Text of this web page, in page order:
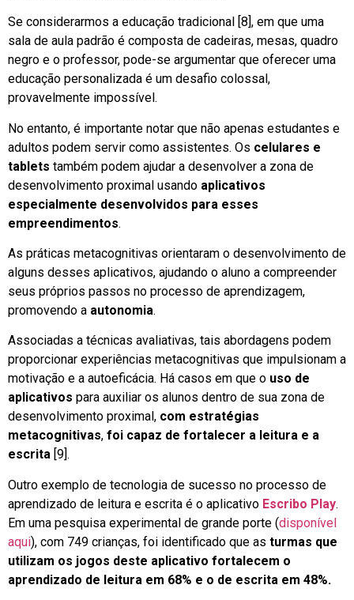
Se considerarmos a educação tradicional [8], em que uma
sala de aula padrão é composta de cadeiras, mesas, quadro
negro e o professor, pode-se argumentar que oferecer uma
educação personalizada é um desafio colossal,
provavelmente impossível.
No entanto, é importante notar que não apenas estudantes e
adultos podem servir como assistentes. Os celulares e
tablets também podem ajudar a desenvolver a zona de
desenvolvimento proximal usando aplicativos
especialmente desenvolvidos para esses
empreendimentos.
As práticas metacognitivas orientaram o desenvolvimento de
alguns desses aplicativos, ajudando o aluno a compreender
seus próprios passos no processo de aprendizagem,
promovendo a autonomia.
Associadas a técnicas avaliativas, tais abordagens podem
proporcionar experiências metacognitivas que impulsionam a
motivação e a autoeficácia. Há casos em que o uso de
aplicativos para auxiliar os alunos dentro de sua zona de
desenvolvimento proximal, com estratégias
metacognitivas, foi capaz de fortalecer a leitura e a
escrita [9].
Outro exemplo de tecnologia de sucesso no processo de
aprendizado de leitura e escrita é o aplicativo Escribo Play.
Em uma pesquisa experimental de grande porte (disponível
aqui), com 749 crianças, foi identificado que as turmas que
utilizam os jogos deste aplicativo fortalecem o
aprendizado de leitura em 68% e o de escrita em 48%.